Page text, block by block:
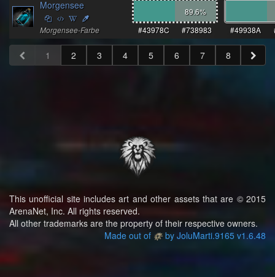
Morgensee
Morgensee-Farbe
89.6%
#43978C
#738983 #49938A
1 2 3 4 5 6 7 8
This unofficial site includes art and other assets that are © 2015
ArenaNet, Inc. All rights reserved.
All other trademarks are the property of their respective owners.
Made out of
by JoluMarti.9165 v1.6.48